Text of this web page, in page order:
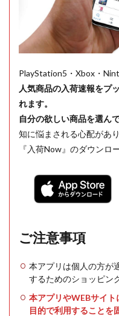
PlayStation5・Xbox・
人気商品の入荷速報をプ
れます。
自分の欲しい商品を選ん
知に悩まされる心配があり
『入荷Now』のダウンロ
ご注意事項
本アプリは個人の方が
するためのショッピン
本アプリやWEBサイ
目的で利用することを